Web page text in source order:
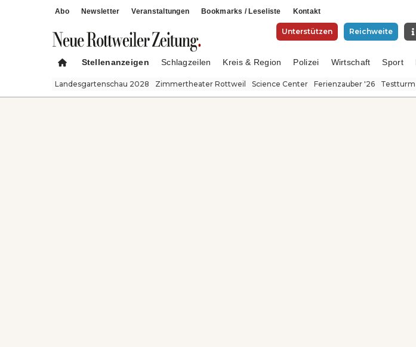
Abo Newsletter Veranstaltungen Bookmarks / Leseliste Kontakt
Unterstützen Reichweite
Stellenanzeigen Schlagzeilen Kreis & Region Polizei Wirtschaft Sport
Landesgartenschau 2028 Zimmertheater Rottweil Science Center Ferienzauber '26 Testturm